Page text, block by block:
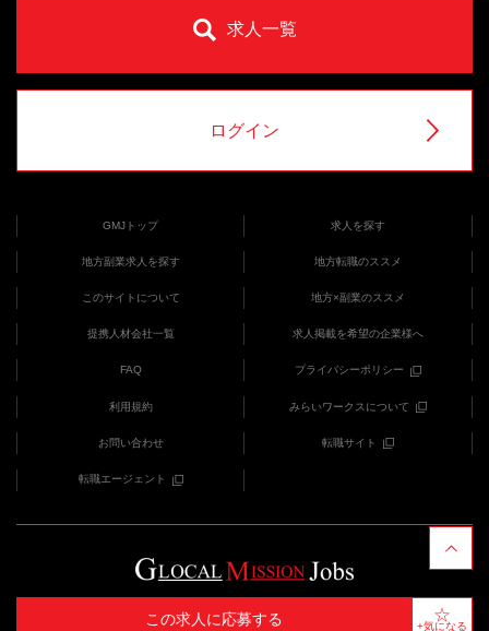
この求人に応募する +気になる
求人一覧
ログイン
GMJトップ 求人を探す
地方副業求人を探す 地方転職のススメ
このサイトについて 地方×副業のススメ
提携人材会社一覧 求人掲載を希望の企業様へ
FAQ プライバシーポリシー
利用規約 みらいワークスについて
お問い合わせ 転職サイト
転職エージェント